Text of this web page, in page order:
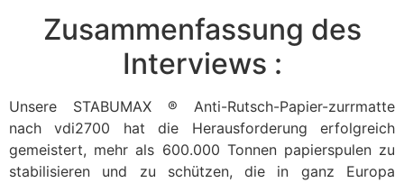
Zusammenfassung des
Interviews :
Unsere STABUMAX ® Anti-Rutsch-Papier-zurrmatte
nach vdi2700 hat die Herausforderung erfolgreich
gemeistert, mehr als 600.000 Tonnen papierspulen zu
stabilisieren und zu schützen, die in ganz Europa